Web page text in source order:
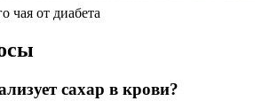
чая от диабета
сахар в крови?